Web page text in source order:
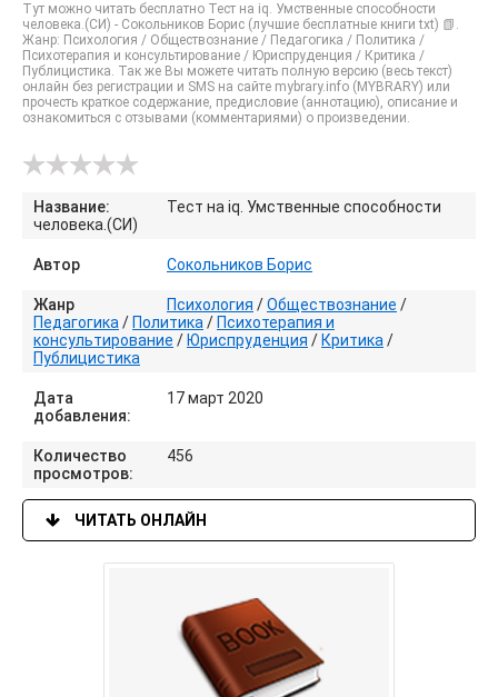
Тут можно читать бесплатно Тест на iq. Умственные способности
человека.(СИ) - Сокольников Борис (лучшие бесплатные книги txt) 📗.
Жанр: Психология / Обществознание / Педагогика / Политика /
Психотерапия и консультирование / Юриспруденция / Критика /
Публицистика. Так же Вы можете читать полную версию (весь текст)
онлайн без регистрации и SMS на сайте mybrary.info (MYBRARY) или
прочесть краткое содержание, предисловие (аннотацию), описание и
ознакомиться с отзывами (комментариями) о произведении.
Название:
Тест на iq. Умственные способности
человека.(СИ)
Автор Сокольников Борис
Жанр Психология /Обществознание /
Педагогика / Политика / Психотерапия и
консультирование / Юриспруденция / Критика /
Публицистика
Дата
добавления:
17 март 2020
Количество
просмотров:
456
ЧИТАТЬ ОНЛАЙН